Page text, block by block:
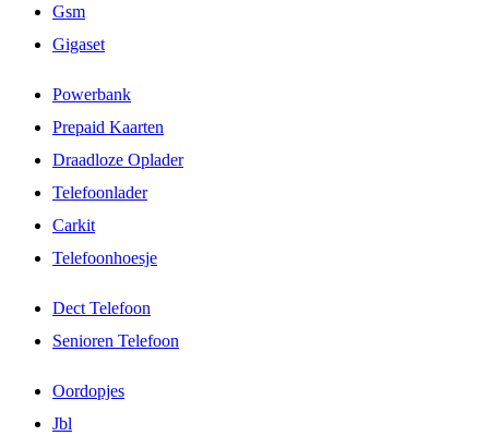
Gsm
Gigaset
Powerbank
Prepaid Kaarten
Draadloze Oplader
Telefoonlader
Carkit
Telefoonhoesje
Dect Telefoon
Senioren Telefoon
Oordopjes
Jbl